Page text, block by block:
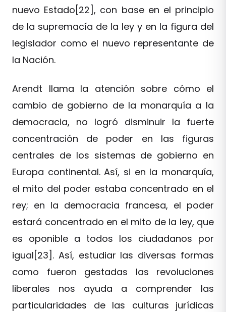
nuevo Estado[22], con base en el principio
de la supremacía de la ley y en la figura del
legislador como el nuevo representante de
la Nación.
Arendt llama la atención sobre cómo el
cambio de gobierno de la monarquía a la
democracia, no logró disminuir la fuerte
concentración de poder en las figuras
centrales de los sistemas de gobierno en
Europa continental. Así, si en la monarquía,
el mito del poder estaba concentrado en el
rey; en la democracia francesa, el poder
estará concentrado en el mito de la ley, que
es oponible a todos los ciudadanos por
igual[23]. Así, estudiar las diversas formas
como fueron gestadas las revoluciones
liberales nos ayuda a comprender las
particularidades de las culturas jurídicas